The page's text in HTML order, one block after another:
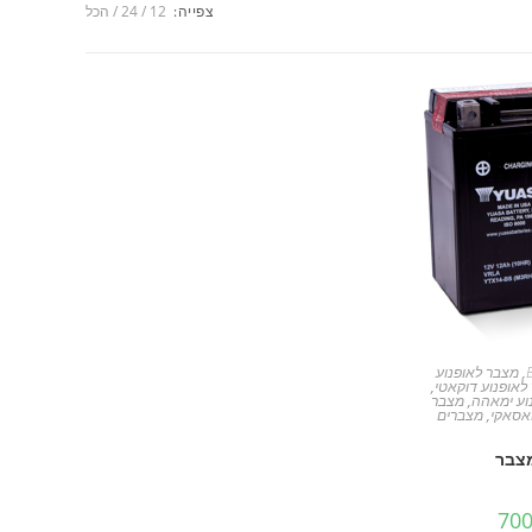
צפייה: 12
24 הכל
,מצבר לאופנוע
דוקאטי,
ימאהה,מצבר
,מצברים
המחיר